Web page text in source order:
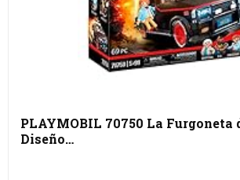
PLAYMOBIL 70750 La Furgoneta
Diseño…